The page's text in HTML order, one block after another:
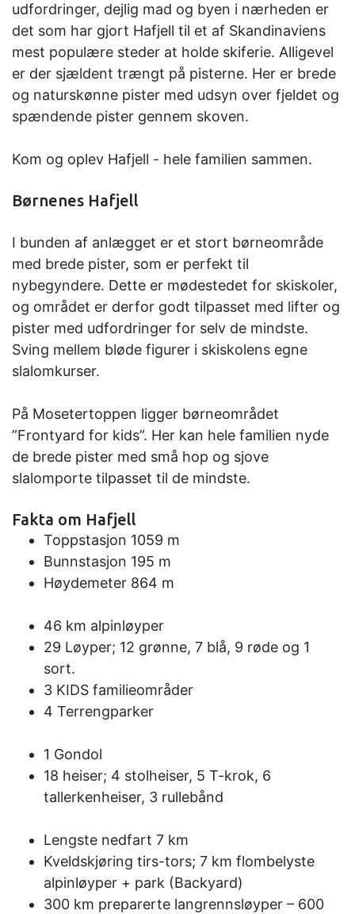
udfordringer, dejlig mad og byen i nærheden er
det som har gjort Hafjell til et af Skandinaviens
mest populære steder at holde skiferie. Alligevel
er der sjældent trængt på pisterne. Her er brede
og naturskønne pister med udsyn over fjeldet og
spændende pister gennem skoven.
Kom og oplev Hafjell - hele familien sammen.
Børnenes Hafjell
I bunden af anlægget er et stort børneområde
med brede pister, som er perfekt til
nybegyndere. Dette er mødestedet for skiskoler,
og området er derfor godt tilpasset med lifter og
pister med udfordringer for selv de mindste.
Sving mellem bløde figurer i skiskolens egne
slalomkurser.
På Mosetertoppen ligger børneområdet
”Frontyard for kids”. Her kan hele familien nyde
de brede pister med små hop og sjove
slalomporte tilpasset til de mindste.
Fakta om Hafjell
Toppstasjon 1059 m
Bunnstasjon 195 m
Høydemeter 864 m
46 km alpinløyper
29 Løyper; 12 grønne, 7 blå, 9 røde og 1
sort.
3 KIDS familieområder
4 Terrengparker
1 Gondol
18 heiser; 4 stolheiser, 5 T-krok, 6
tallerkenheiser, 3 rullebånd
Lengste nedfart 7 km
Kveldskjøring tirs-tors; 7 km flombelyste
alpinløyper + park (Backyard)
300 km preparerte langrennsløyper – 600